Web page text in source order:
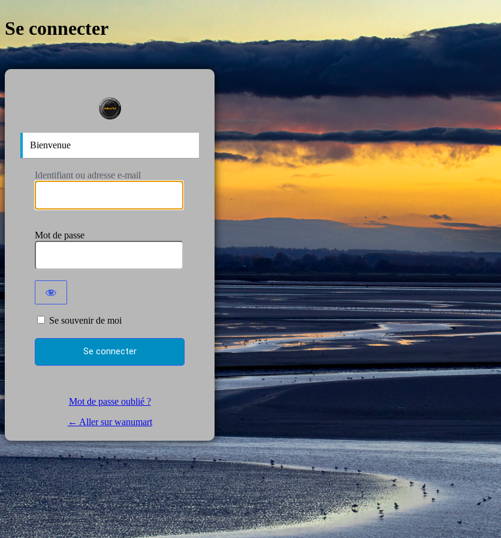
Se connecter
https://wanumart.be
Bienvenue
Identifiant ou adresse e-mail
Mot de passe
Se souvenir de moi
Mot de passe oublié ?
← Aller sur wanumart